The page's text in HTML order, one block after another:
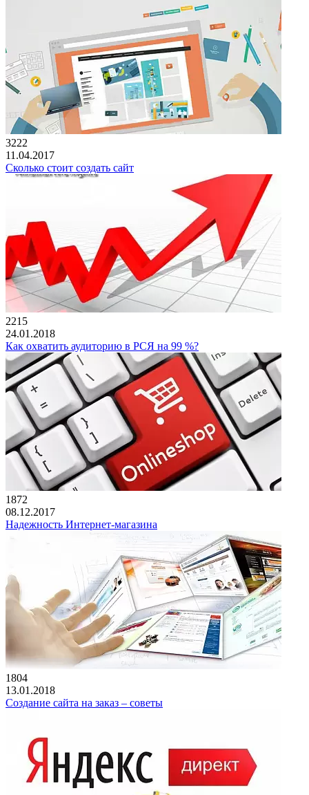
3222
11.04.2017
Сколько стоит создать сайт
2215
24.01.2018
Как охватить аудиторию в РСЯ на 99 %?
1872
08.12.2017
Надежность Интернет-магазина
1804
13.01.2018
Создание сайта на заказ – советы